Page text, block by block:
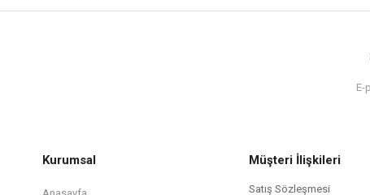
Kurumsal Müşteri İlişkileri
Satış Sözleşmesi